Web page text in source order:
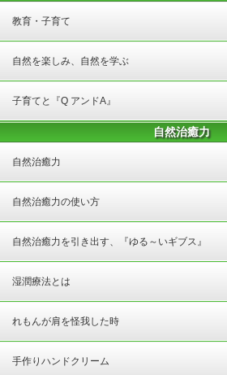
教育・子育て
自然を楽しみ、自然を学ぶ
子育てと『Q アンドA』
自然治癒力
自然治癒力
自然治癒力の使い方
自然治癒力を引き出す、『ゆる～いギブス』
湿潤療法とは
れもんが肩を怪我した時
手作りハンドクリーム